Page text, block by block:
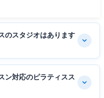
のスタジオはあります
ン対応のピラティスス